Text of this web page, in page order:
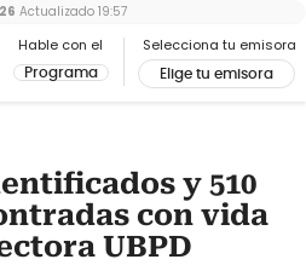
Hable con el
Programa
Selecciona tu emisora
Elige tu emisora
Actualizado 19:57
y 510
con vida
UBPD